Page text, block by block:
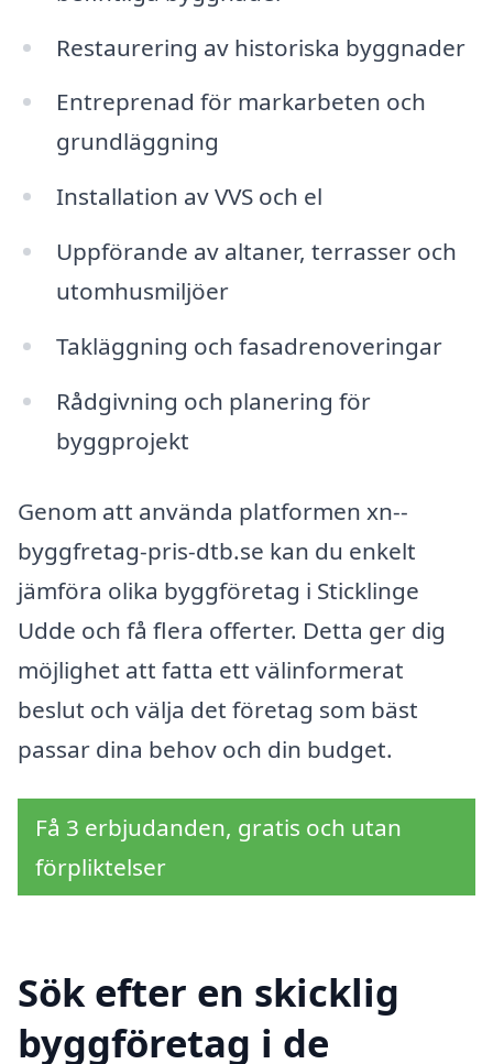
Restaurering av historiska byggnader
Entreprenad för markarbeten och
grundläggning
Installation av VVS och el
Uppförande av altaner, terrasser och
utomhusmiljöer
Takläggning och fasadrenoveringar
Rådgivning och planering för
byggprojekt
Genom att använda platformen xn--
byggfretag-pris-dtb.se kan du enkelt
jämföra olika byggföretag i Sticklinge
Udde och få flera offerter. Detta ger dig
möjlighet att fatta ett välinformerat
beslut och välja det företag som bäst
passar dina behov och din budget.
Få 3 erbjudanden, gratis och utan
förpliktelser
Sök efter en skicklig
byggföretag i de